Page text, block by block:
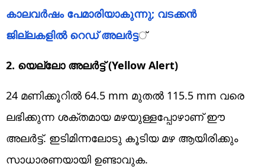
കാലവർഷം പേമാരിയാകുന്നു; വടക്കൻ
ജില്ലകളിൽ റെഡ് അലർട്ട്
2. യെല്ലോ അലർട്ട് (Yellow Alert)
24 മണിക്കൂറിൽ 64.5 mm മുതൽ 115.5 mm വരെ
ലഭിക്കുന്ന ശക്തമായ മഴയുള്ളപ്പോഴാണ് ഈ
അലർട്ട്. ഇടിമിന്നലോടു കൂടിയ മഴ ആയിരിക്കും
സാധാരണയായി ഉണ്ടാവുക.